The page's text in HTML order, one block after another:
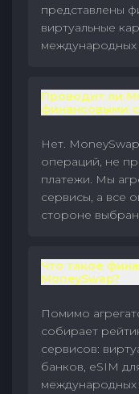
представлены
виртуальные
международных
Проводит ли
финансовыми
Нет.
операций, не
платежи. Мы
сервисы, а все
стороне
Что такое
MoneySwap?
Помимо
собирает
сервисов:
банков, eSIM